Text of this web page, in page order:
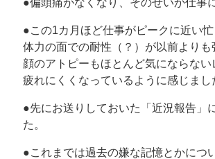
●この1カ月ほど仕事がピークに近い
体力の面での耐性（？）が以前よりも
顔のアトピーもほとんど気にならない
疲れにくくなっているように感じまし
●先にお送りしておいた「近況報告」
た。
●これまでは過去の嫌な記憶とかにつ